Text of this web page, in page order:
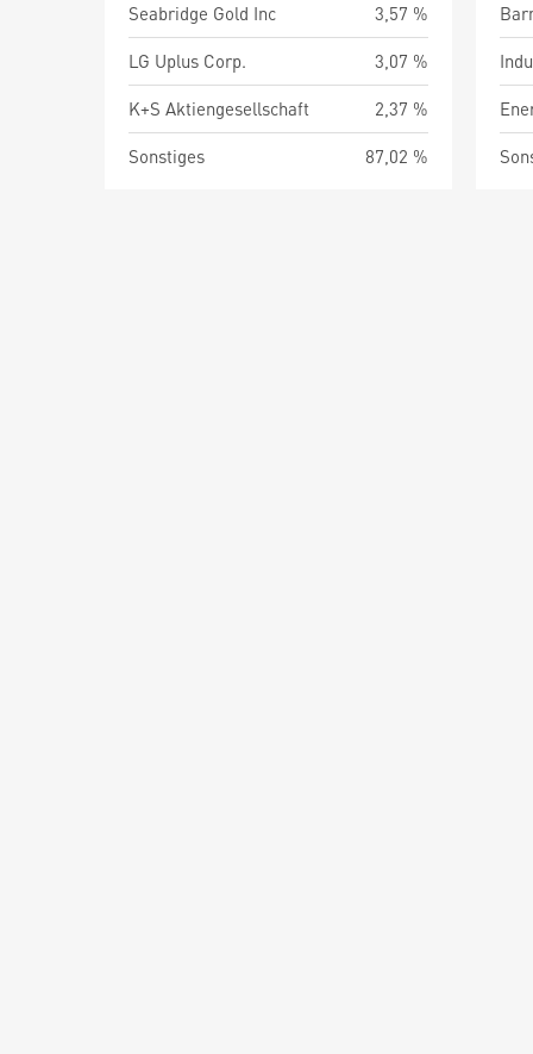
Seabridge Gold Inc
3,57 %
LG Uplus Corp.
3,07 %
K+S Aktiengesellschaft
2,37 %
Sonstiges
87,02 %